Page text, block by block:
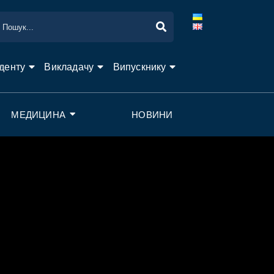
Викладачу Випускнику
МЕДИЦИНА НОВИНИ